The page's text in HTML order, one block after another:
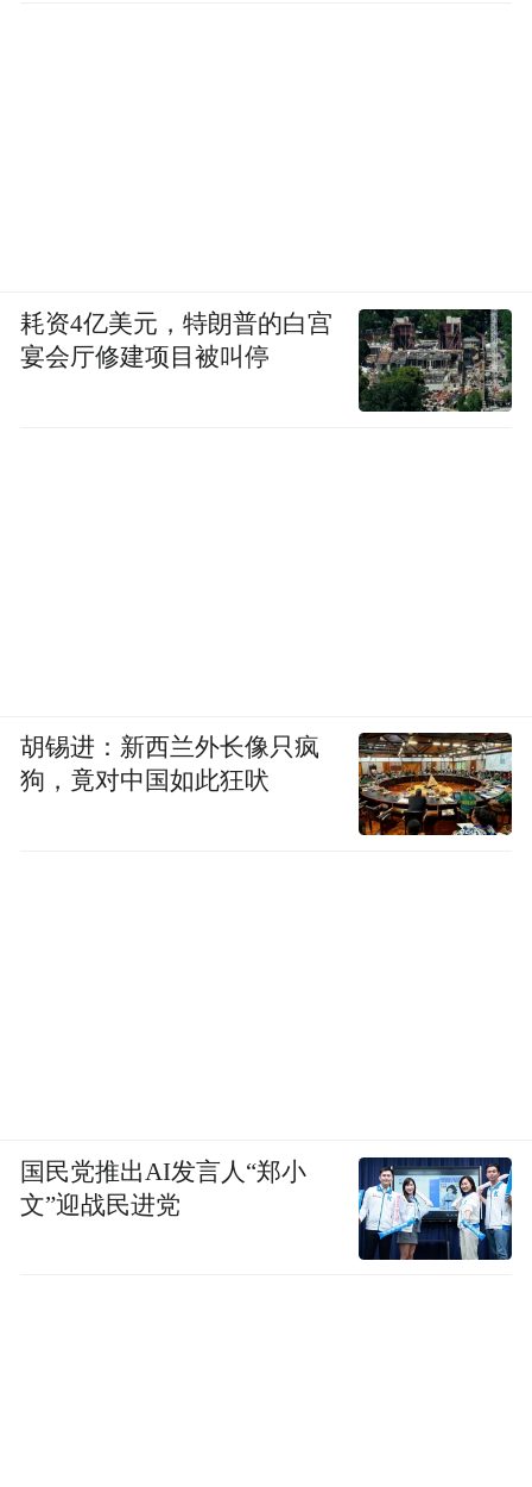
耗资4亿美元，特朗普的白宫
宴会厅修建项目被叫停
胡锡进：新西兰外长像只疯
狗，竟对中国如此狂吠
国民党推出AI发言人“郑小
文”迎战民进党